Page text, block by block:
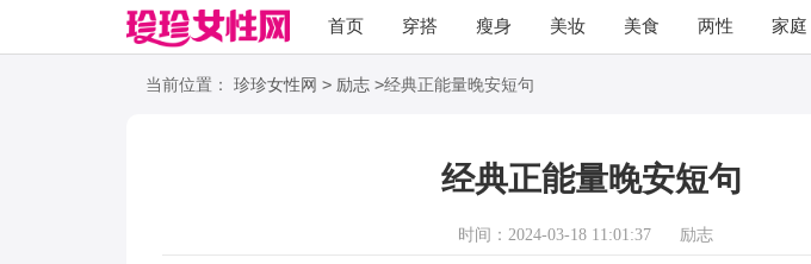
首页 穿搭 瘦身 美妆 美食 两性 家庭
职场 语录
当前位置： 珍珍女性网 > 励志 >经典正能量晚安短句
经典正能量晚安短句
时间：2024-03-18 11:01:37 励志